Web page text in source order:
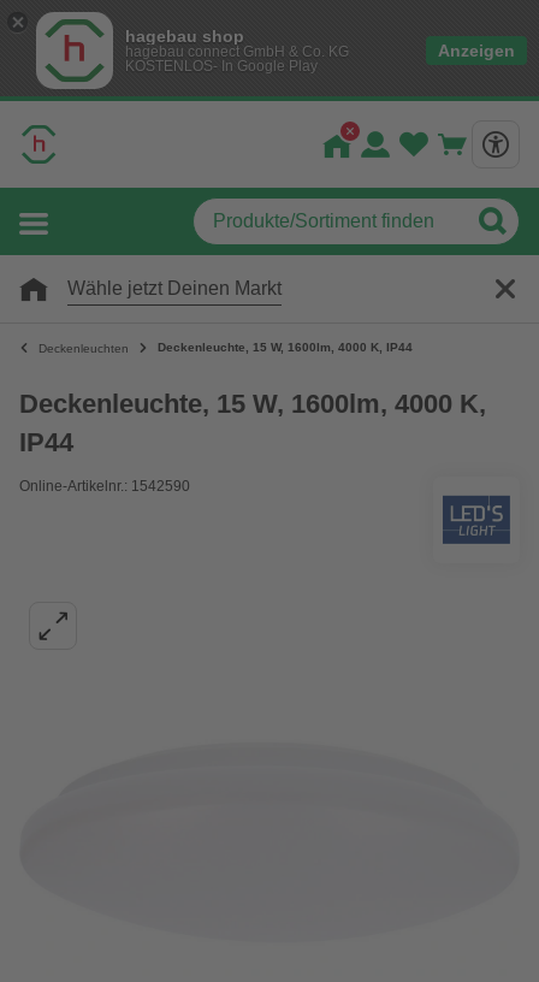
hagebau shop
hagebau connect GmbH & Co. KG
KOSTENLOS- In Google Play
Anzeigen
Wähle jetzt Deinen Markt
Deckenleuchten Deckenleuchte, 15 W, 1600lm, 4000 K, IP44
Deckenleuchte, 15 W, 1600lm, 4000 K,
IP44
Online-Artikelnr.: 1542590